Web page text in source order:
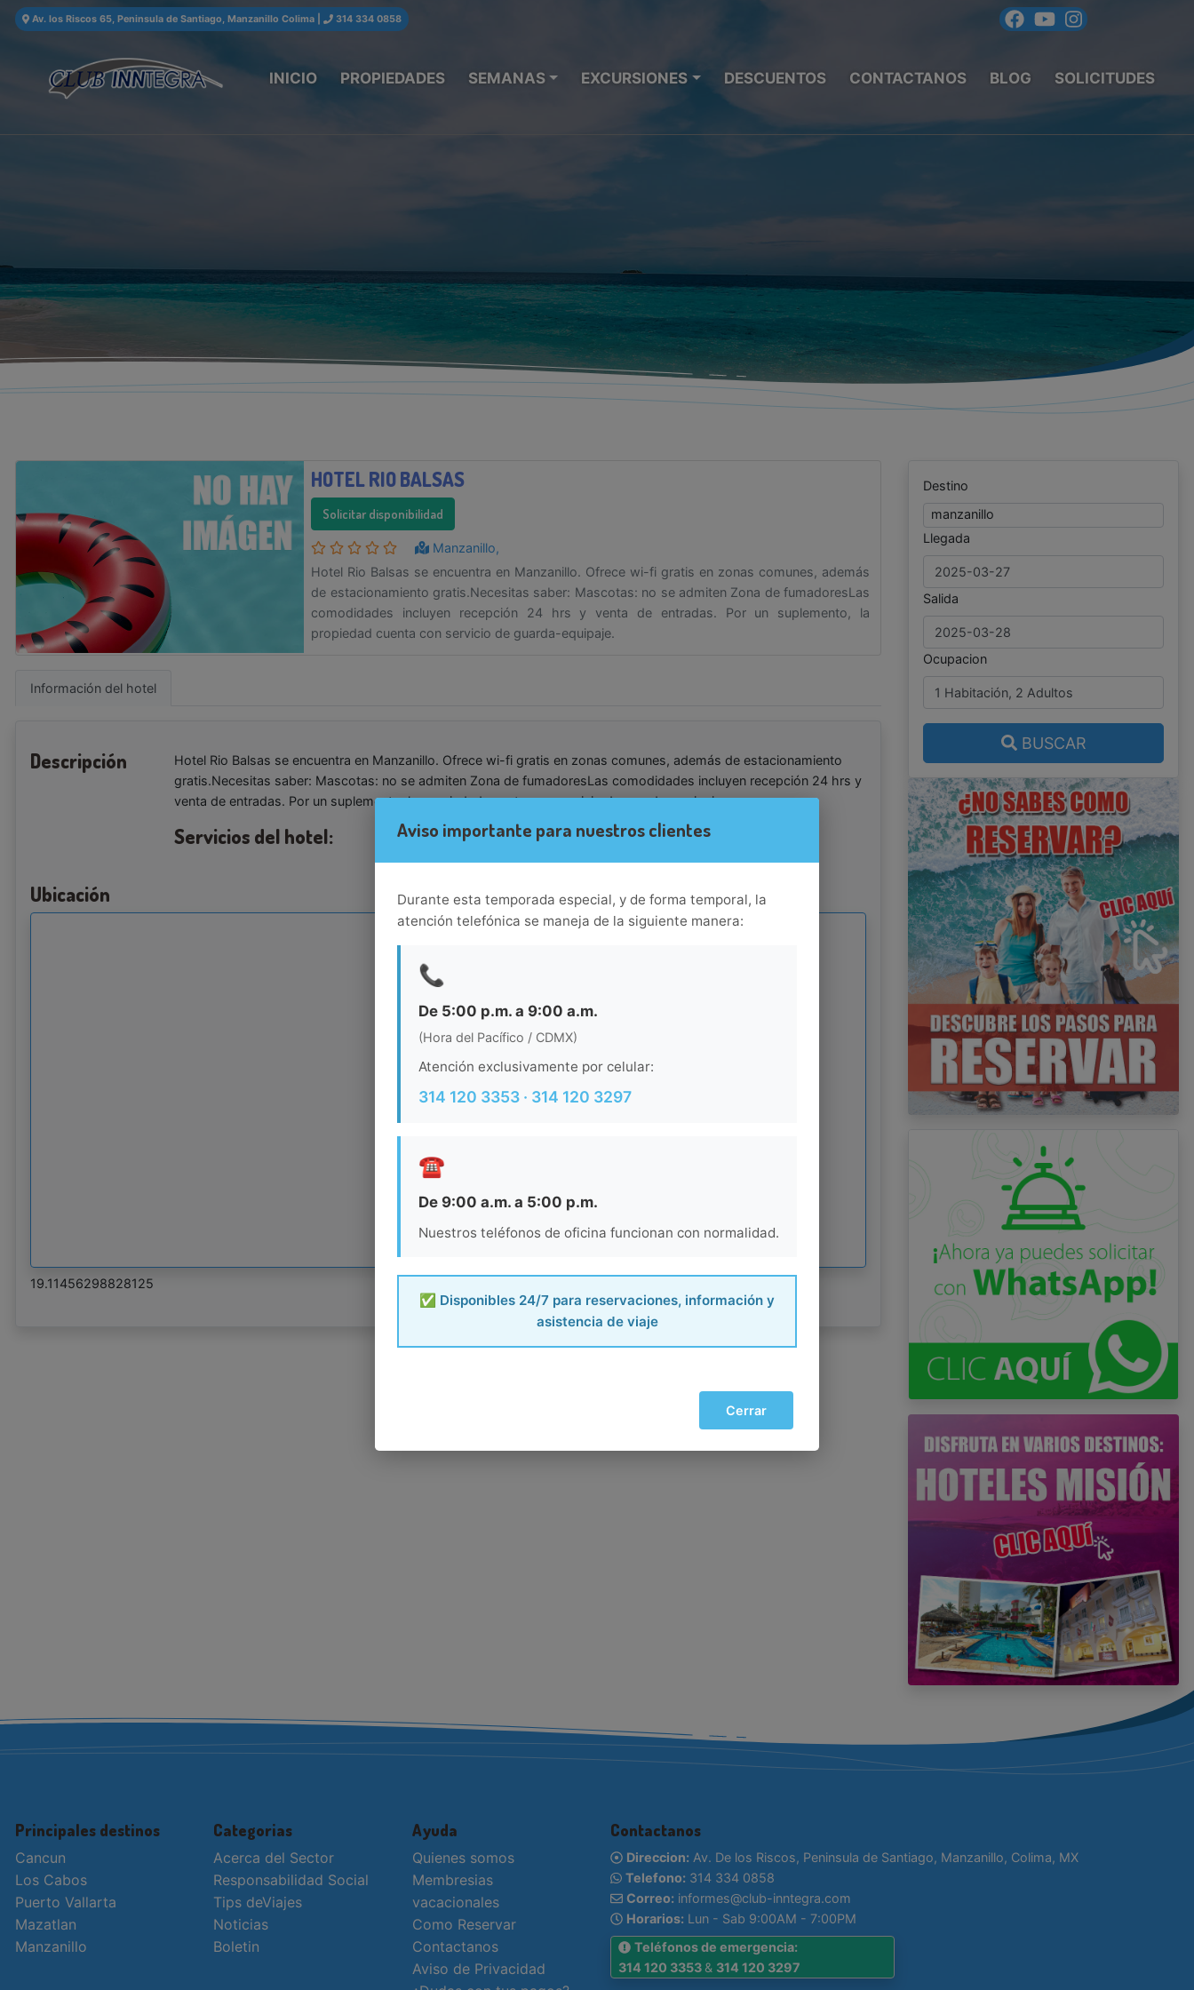
Av. los Riscos 65, Peninsula de Santiago, Manzanillo Colima | 314 334 0858
INICIO PROPIEDADES SEMANAS EXCURSIONES DESCUENTOS CONTACTANOS BLOG SOLICITUDES
HOTEL RIO BALSAS
Solicitar disponibilidad
Manzanillo,
Hotel Rio Balsas se encuentra en Manzanillo. Ofrece wi-fi gratis en zonas comunes, además
de estacionamiento gratis.Necesitas saber: Mascotas: no se admiten Zona de fumadoresLas
comodidades incluyen recepción 24 hrs y venta de entradas. Por un suplemento, la
propiedad cuenta con servicio de guarda-equipaje.
Información del hotel
Descripción
Hotel Rio Balsas se encuentra en Manzanillo. Ofrece wi-fi gratis en zonas comunes, además de estacionamiento
gratis.Necesitas saber: Mascotas: no se admiten Zona de fumadoresLas comodidades incluyen recepción 24 hrs y
venta de entradas. Por un suplemento, la propiedad cuenta con servicio de guarda-equipaje.
Servicios del hotel:
Ubicación
19.11456298828125
Destino
manzanillo
Llegada
Salida
Ocupacion
BUSCAR
Principales destinos
Cancun
Los Cabos
Puerto Vallarta
Mazatlan
Manzanillo
Categorias
Acerca del Sector
Responsabilidad Social
Tips deViajes
Noticias
Boletin
Ayuda
Quienes somos
Membresias
vacacionales
Como Reservar
Contactanos
Aviso de Privacidad
Contactanos
Direccion: Av. De los Riscos, Peninsula de Santiago, Manzanillo, Colima, MX
Telefono: 314 334 0858
Correo: informes@club-inntegra.com
Horarios: Lun - Sab 9:00AM - 7:00PM
Teléfonos de emergencia:
314 120 3353 & 314 120 3297
Aviso importante para nuestros clientes
Durante esta temporada especial, y de forma temporal, la
atención telefónica se maneja de la siguiente manera:
📞
De 5:00 p.m. a 9:00 a.m.
(Hora del Pacífico / CDMX)
Atención exclusivamente por celular:
314 120 3353 · 314 120 3297
☎️
De 9:00 a.m. a 5:00 p.m.
Nuestros teléfonos de oficina funcionan con normalidad.
✅ Disponibles 24/7 para reservaciones, información y
asistencia de viaje
Cerrar